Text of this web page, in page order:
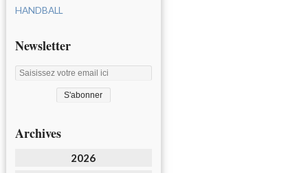
HANDBALL
Newsletter
Archives
2026